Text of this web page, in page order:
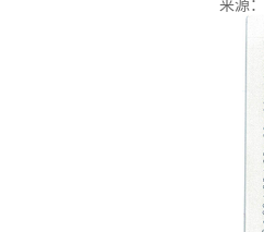
来源：